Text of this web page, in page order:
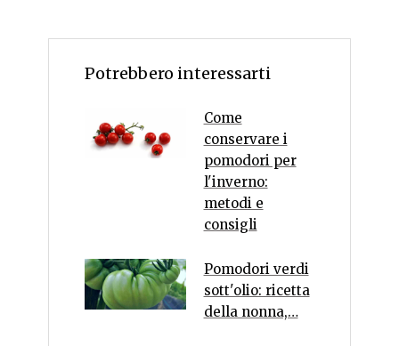
Potrebbero interessarti
Come
conservare i
pomodori per
l'inverno:
metodi e
consigli
Pomodori verdi
sott'olio: ricetta
della nonna,…